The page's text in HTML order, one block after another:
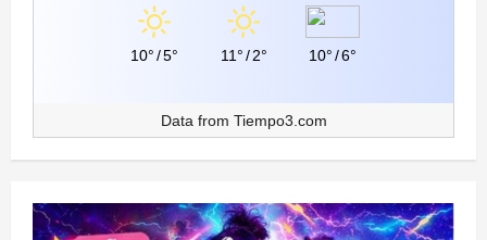
10°/5° 11°/2° 10°/6°
Data from Tiempo3.com